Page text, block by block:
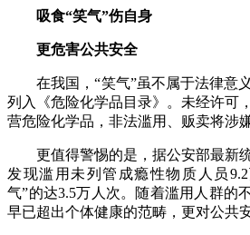
吸食“笑气”伤自身
更危害公共安全
在我国，“笑气”虽不属于法律意
列入《危险化学品目录》。未经许可
营危险化学品，非法滥用、贩卖将涉
更值得警惕的是，据公安部最新统
发现滥用未列管成瘾性物质人员
气”的达3.5万人次。随着滥用人群的
早已超出个体健康的范畴，更对公共